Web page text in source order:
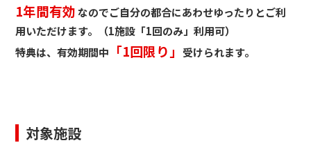
1年間有効なのでご自分の都合にあわせゆったりとご利
用いただけます。（1施設「1回のみ」利用可）
特典は、有効期間中
「1回限り」 受けられます。
対象施設